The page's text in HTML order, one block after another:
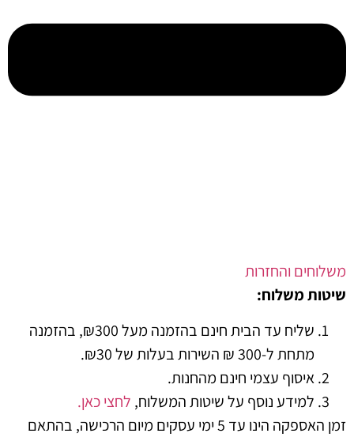
והחזרות
משלוח:
שליח עד הבית חינם בהזמנה מעל ₪300, בהזמנה
מתחת ל-300 ₪ השירות בעלות של ₪30.
איסוף עצמי חינם מהחנות.
למידע נוסף על שיטות המשלוח,לחצי כאן.
זמן האספקה הינו עד 5 ימי עסקים מיום הרכישה, בהתאם